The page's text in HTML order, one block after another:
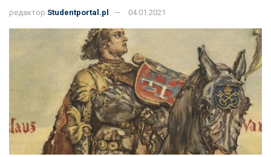
редактор Studentportal.pl 04.01.2021